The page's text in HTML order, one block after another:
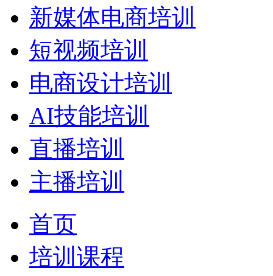
新媒体电商培训
短视频培训
电商设计培训
AI技能培训
直播培训
主播培训
首页
培训课程